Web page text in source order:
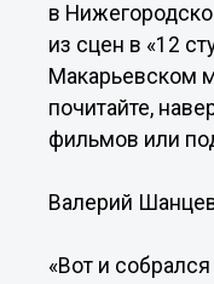
в
из сцен в «12
Макарьевском
почитайте,
фильмов или
Валерий
«Вот и